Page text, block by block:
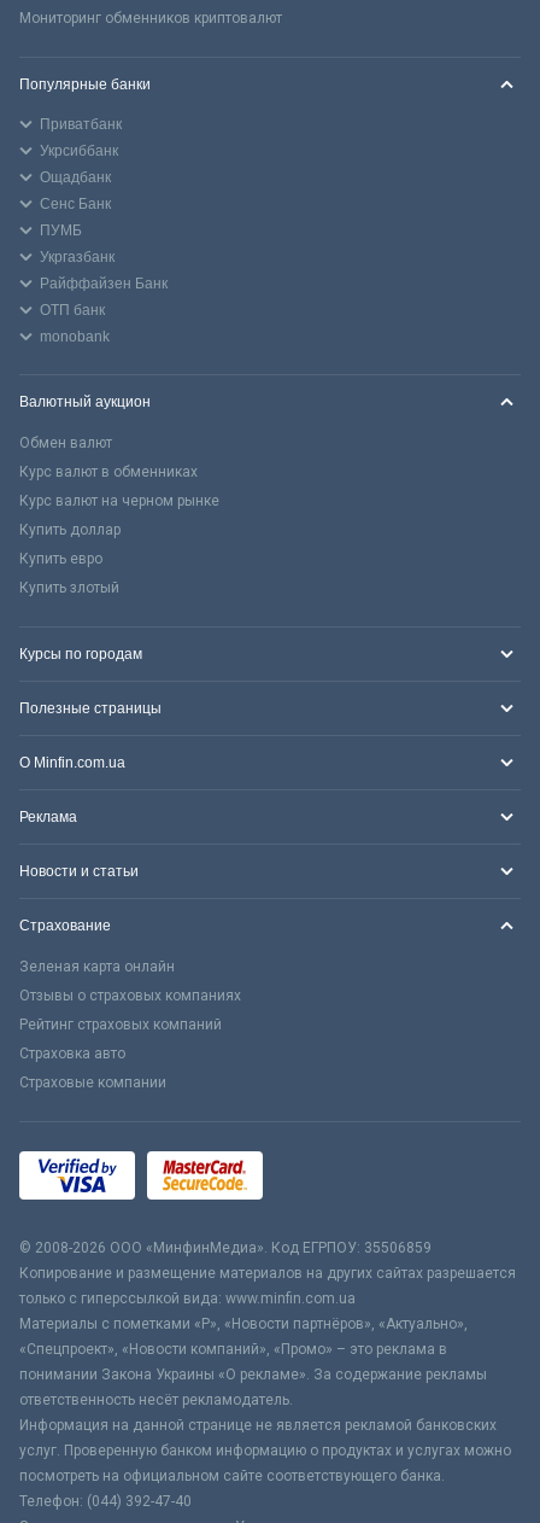
Мониторинг обменников криптовалют
Популярные банки
Приватбанк
Укрсиббанк
Ощадбанк
Сенс Банк
ПУМБ
Укргазбанк
Райффайзен Банк
ОТП банк
monobank
Валютный аукцион
Обмен валют
Курс валют в обменниках
Курс валют на черном рынке
Купить доллар
Купить евро
Купить злотый
Курсы по городам
Полезные страницы
О Minfin.com.ua
Реклама
Новости и статьи
Страхование
Зеленая карта онлайн
Отзывы о страховых компаниях
Рейтинг страховых компаний
Страховка авто
Страховые компании
© 2008-2026 ООО «МинфинМедиа». Код ЕГРПОУ: 35506859
Копирование и размещение материалов на других сайтах разрешается
только с гиперссылкой вида: www.minfin.com.ua
Материалы с пометками «Р», «Новости партнёров», «Актуально»,
«Спецпроект», «Новости компаний», «Промо» – это реклама в
понимании Закона Украины «О рекламе». За содержание рекламы
ответственность несёт рекламодатель.
Информация на данной странице не является рекламой банковских
услуг. Проверенную банком информацию о продуктах и услугах можно
посмотреть на официальном сайте соответствующего банка.
Телефон: (044) 392-47-40